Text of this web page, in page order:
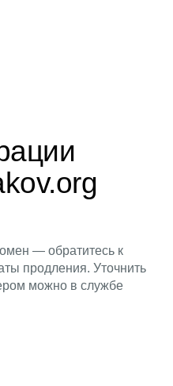
— обратитесь к
продления. Уточнить
можно в службе